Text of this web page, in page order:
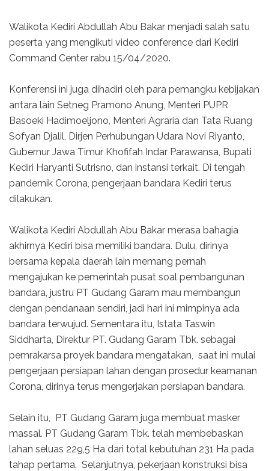
Walikota Kediri Abdullah Abu Bakar menjadi salah satu
peserta yang mengikuti video conference dari Kediri
Command Center rabu 15/04/2020.
Konferensi ini juga dihadiri oleh para pemangku kebijakan
antara lain Setneg Pramono Anung, Menteri PUPR
Basoeki Hadimoeljono, Menteri Agraria dan Tata Ruang
Sofyan Djalil, Dirjen Perhubungan Udara Novi Riyanto,
Gubernur Jawa Timur Khofifah Indar Parawansa, Bupati
Kediri Haryanti Sutrisno, dan instansi terkait. Di tengah
pandemik Corona, pengerjaan bandara Kediri terus
dilakukan.
Walikota Kediri Abdullah Abu Bakar merasa bahagia
akhirnya Kediri bisa memiliki bandara. Dulu, dirinya
bersama kepala daerah lain memang pernah
mengajukan ke pemerintah pusat soal pembangunan
bandara, justru PT Gudang Garam mau membangun
dengan pendanaan sendiri, jadi hari ini mimpinya ada
bandara terwujud. Sementara itu, Istata Taswin
Siddharta, Direktur PT. Gudang Garam Tbk. sebagai
pemrakarsa proyek bandara mengatakan, saat ini mulai
pengerjaan persiapan lahan dengan prosedur keamanan
Corona, dirinya terus mengerjakan persiapan bandara.
Selain itu, PT Gudang Garam juga membuat masker
massal. PT Gudang Garam Tbk. telah membebaskan
lahan seluas 229,5 Ha dari total kebutuhan 231 Ha pada
tahap pertama. Selanjutnya, pekerjaan konstruksi bisa